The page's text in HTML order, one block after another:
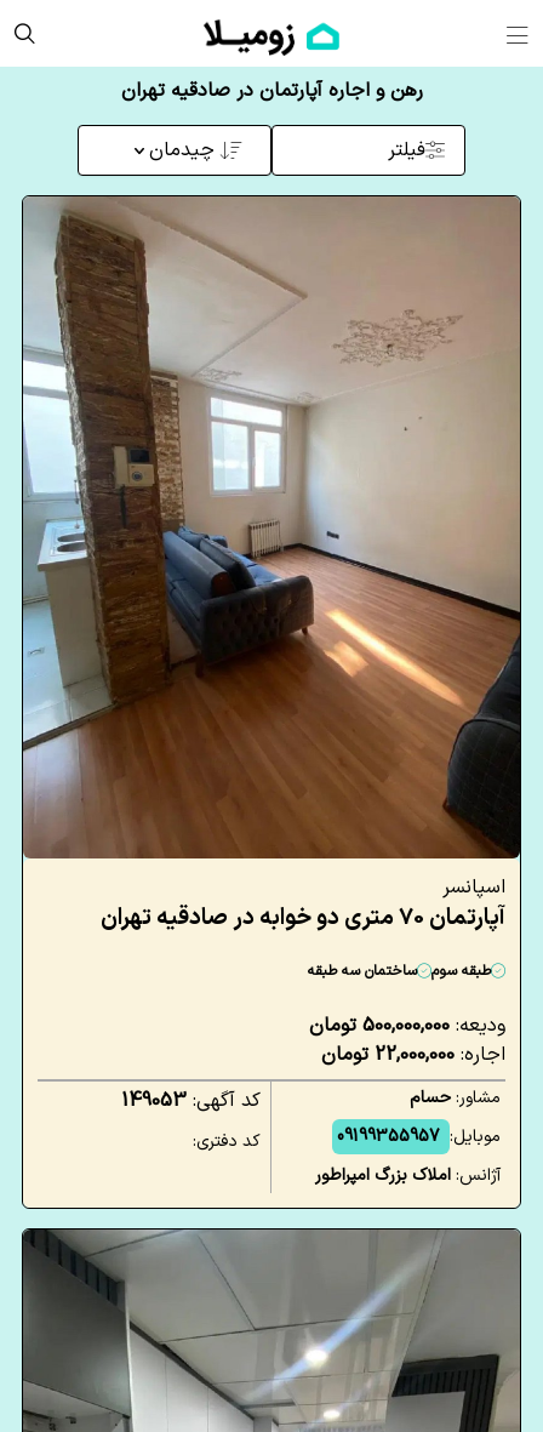
رهن و اجاره آپارتمان در صادقیه تهران
فیلتر چیدمان
اسپانسر
آپارتمان 70 متری دو خوابه در صادقیه تهران
طبقه سوم ساختمان سه طبقه
ودیعه: 500,000,000 تومان
اجاره: 22,000,000 تومان
مشاور:حسام
موبایل: 09199355957
آژانس:املاک بزرگ امپراطور
کد آگهی: 149053
کد دفتری: